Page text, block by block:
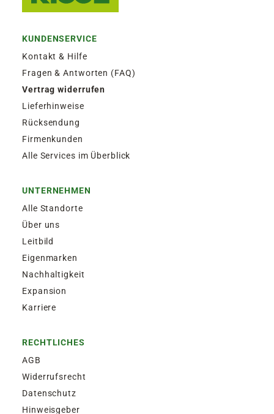
KUNDENSERVICE
Kontakt & Hilfe
Fragen & Antworten (FAQ)
Vertrag widerrufen
Lieferhinweise
Rücksendung
Firmenkunden
Alle Services im Überblick
UNTERNEHMEN
Alle Standorte
Über uns
Leitbild
Eigenmarken
Nachhaltigkeit
Expansion
Karriere
RECHTLICHES
AGB
Widerrufsrecht
Datenschutz
Hinweisgeber